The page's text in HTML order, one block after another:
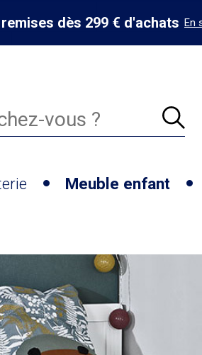
dès 299 € d'achats En
Meuble enfant